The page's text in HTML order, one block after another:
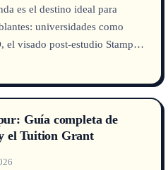
es el destino ideal para
universidades como
visado post‑estudio Stamp
un pasaporte europeo.
Guía completa de
el Tuition Grant